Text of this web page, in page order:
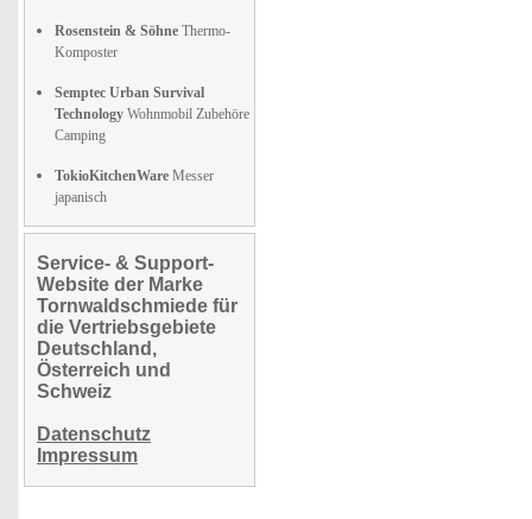
Rosenstein & Söhne Thermo-
Komposter
Semptec Urban Survival
Technology Wohnmobil Zubehöre
Camping
TokioKitchenWare Messer
japanisch
Service- & Support-
Website der Marke
Tornwaldschmiede für
die Vertriebsgebiete
Deutschland,
Österreich und
Schweiz
Datenschutz
Impressum